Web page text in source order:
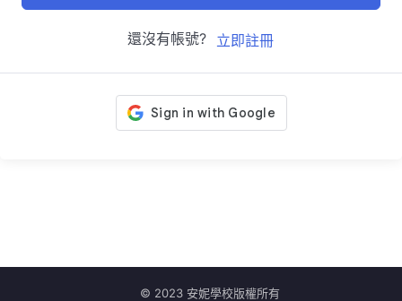
還沒有帳號? 立即註冊
© 2023 安妮學校版權所有